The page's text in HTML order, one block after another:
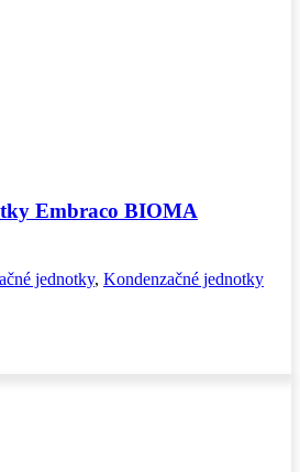
Embraco BIOMA
jednotky, Kondenzačné jednotky